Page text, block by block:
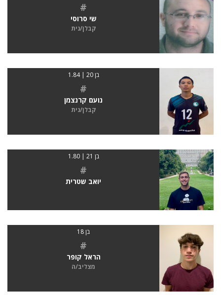
#
שי סרוסי
קבלן/נית
בן 20 | 1.84
#
נועם קרנצמן
קבלן/נית
בן 21 | 1.80
#
יואב שטרית
בן 18
#
הראל קופר
מצליב/ה